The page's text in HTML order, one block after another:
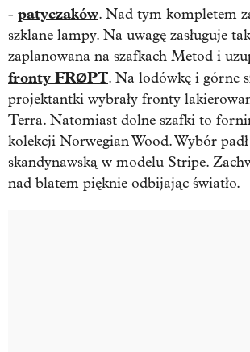
- patyczaków. Nad tym kompletem
szklane lampy. Na uwagę zasługuje
zaplanowana na szafkach Metod i
fronty FRØPT. Na lodówkę i górne
projektantki wybrały fronty
Terra. Natomiast dolne szafki to
kolekcji Norwegian Wood. Wybór
skandynawską w modelu Stripe.
nad blatem pięknie odbijając światło.